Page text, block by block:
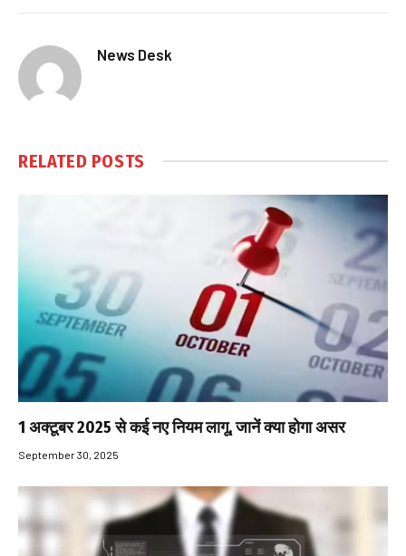
News Desk
RELATED POSTS
1 अक्टूबर 2025 से कई नए नियम लागू, जानें क्या होगा असर
September 30, 2025